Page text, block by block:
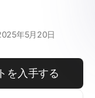
年5月20日
を入手する